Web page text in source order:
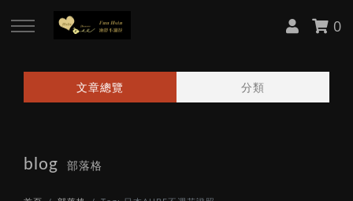
0
回主選單
About Cynthia
回主選單
日本 AUBE 不凋花證照課
回主選單
日本花器
回主選單
中央社報導
文章總覽 分類
blog 部落格